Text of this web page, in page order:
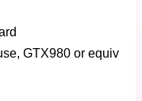
GTX980 or equiv